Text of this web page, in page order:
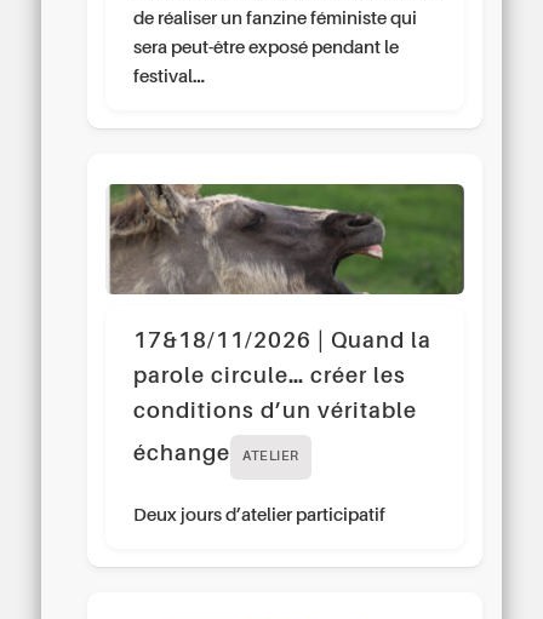
de réaliser un fanzine féministe qui
sera peut-être exposé pendant le
festival…
17&18/11/2026 | Quand la
parole circule… créer les
conditions d’un véritable
échange
ATELIER
Deux jours d’atelier participatif